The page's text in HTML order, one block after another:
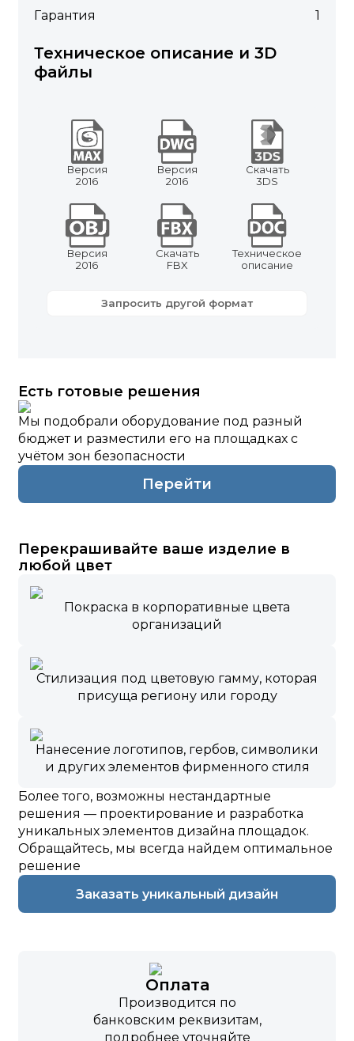
Гарантия 1
Техническое описание и 3D
файлы
Версия
2016
Версия
2016
Скачать
3DS
Версия
2016
Скачать
FBX
Техническое
описание
Запросить другой формат
Есть готовые решения
Мы подобрали оборудование под разный
бюджет и разместили его на площадках с
учётом зон безопасности
Перейти
Перекрашивайте ваше изделие в
любой цвет
Покраска в корпоративные цвета
организаций
Стилизация под цветовую гамму, которая
присуща региону или городу
Нанесение логотипов, гербов, символики
и других элементов фирменного стиля
Более того, возможны нестандартные
решения — проектирование и разработка
уникальных элементов дизайна площадок.
Обращайтесь, мы всегда найдем оптимальное
решение
Заказать уникальный дизайн
Оплата
Производится по
банковским реквизитам,
подробнее уточняйте